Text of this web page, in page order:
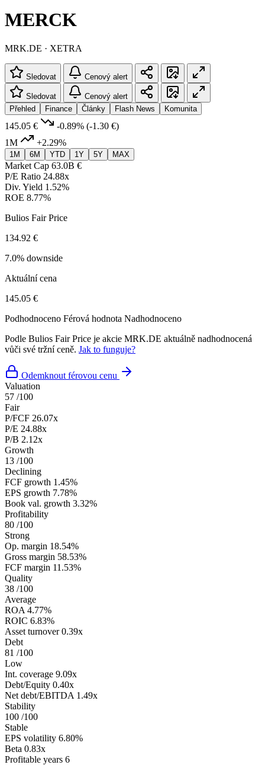
MERCK
MRK.DE · XETRA
Sledovat Cenový alert
Sledovat
Cenový alert
Přehled
Finance Články Flash News Komunita
145.05 € -0.89% (-1.30 €)
1M
+2.29%
1M 6M YTD 1Y 5Y MAX
Market Cap 63.0B €
P/E Ratio 24.88x
Div. Yield 1.52%
ROE 8.77%
Bulios Fair Price
134.92 €
7.0% downside
Aktuální cena
145.05 €
Podhodnoceno Férová hodnota Nadhodnoceno
Podle Bulios Fair Price je akcie MRK.DE aktuálně nadhodnocená
vůči své tržní ceně. Jak to funguje?
Odemknout férovou cenu
Valuation
57 /100
Fair
P/FCF 26.07x
P/E 24.88x
P/B 2.12x
Growth
13 /100
Declining
FCF growth 1.45%
EPS growth 7.78%
Book val. growth 3.32%
Profitability
80 /100
Strong
Op. margin 18.54%
Gross margin 58.53%
FCF margin 11.53%
Quality
38 /100
Average
ROA 4.77%
ROIC 6.83%
Asset turnover 0.39x
Debt
81 /100
Low
Int. coverage 9.09x
Debt/Equity 0.40x
Net debt/EBITDA 1.49x
Stability
100 /100
Stable
EPS volatility 6.80%
Beta 0.83x
Profitable years 6